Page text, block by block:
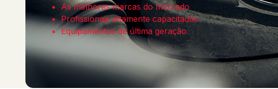
As melhores marcas do mercado
Profissionais altamente capacitados
Equipamentos de última geração